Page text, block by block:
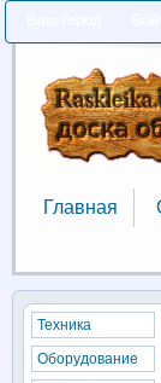
Главная
Главная
Техника
Оборудование